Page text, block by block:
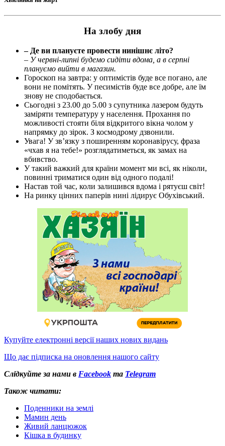
На злобу дня
– Де ви плануєте провести нинішнє літо?
– У червні-липні будемо сидіти вдома, а в серпні
плануємо вийти в магазин.
Гороскоп на завтра: у оптимістів буде все погано, але
вони не помітять. У песимістів буде все добре, але їм
знову не сподобається.
Сьогодні з 23.00 до 5.00 з супутника лазером будуть
заміряти температуру у населення. Прохання по
можливості стояти біля відкритого вікна чолом у
напрямку до зірок. З космодрому дзвонили.
Увага! У зв’язку з поширенням коронавірусу, фраза
«чхав я на тебе!» розглядатиметься, як замах на
вбивство.
У такий важкий для країни момент ми всі, як ніколи,
повинні триматися один від одного подалі!
Настав той час, коли залишився вдома і рятуєш світ!
На ринку цінних паперів нині лідирує Обухівський.
Купуйте електронні версії наших нових видань
Що дає підписка на оновлення нашого сайту
Слідкуйте за нами в Facebook та Telegram
Також читати:
Поденники на землі
Мамин день
Живий ланцюжок
Кішка в будинку